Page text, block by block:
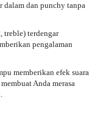
dalam dan punchy tanpa
treble) terdengar
pengalaman
memberikan efek suara
Anda merasa